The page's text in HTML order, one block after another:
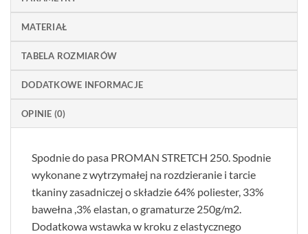
MATERIAŁ
TABELA ROZMIARÓW
DODATKOWE INFORMACJE
OPINIE (0)
Spodnie do pasa PROMAN STRETCH 250. Spodnie
wykonane z wytrzymałej na rozdzieranie i tarcie
tkaniny zasadniczej o składzie 64% poliester, 33%
bawełna ,3% elastan, o gramaturze 250g/m2.
Dodatkowa wstawka w kroku z elastycznego